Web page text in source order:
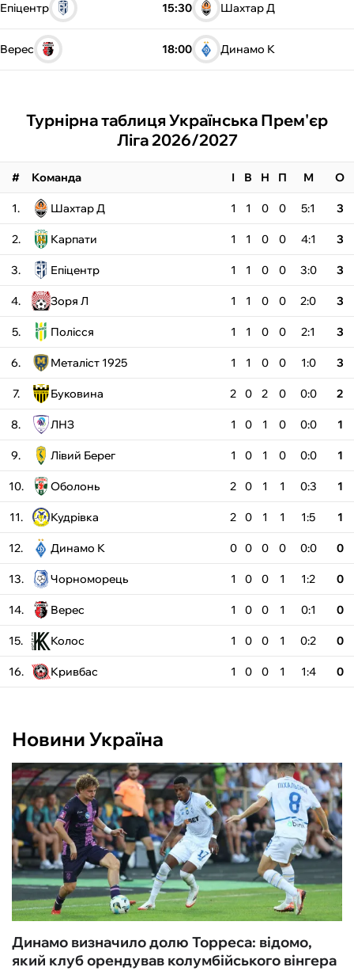
Епіцентр 15:30 Шахтар Д
Верес 18:00 Динамо К
Турнірна таблиця Українська Прем'єр
Ліга 2026/2027
# Команда І В Н П М О
1. Шахтар Д 1 1 0 0 5:1 3
2. Карпати 1 1 0 0 4:1 3
3. Епіцентр 1 1 0 0 3:0 3
4. Зоря Л 1 1 0 0 2:0 3
5. Полісся 1 1 0 0 2:1 3
6. Металіст 1925 1 1 0 0 1:0 3
7. Буковина 2 0 2 0 0:0 2
8. ЛНЗ 1 0 1 0 0:0 1
9. Лівий Берег 1 0 1 0 0:0 1
10. Оболонь 2 0 1 1 0:3 1
11. Кудрівка 2 0 1 1 1:5 1
12. Динамо К 0 0 0 0 0:0 0
13. Чорноморець 1 0 0 1 1:2 0
14. Верес 1 0 0 1 0:1 0
15. Колос 1 0 0 1 0:2 0
16. Кривбас 1 0 0 1 1:4 0
Новини Україна
Динамо визначило долю Торреса: відомо,
який клуб орендував колумбійського вінгера